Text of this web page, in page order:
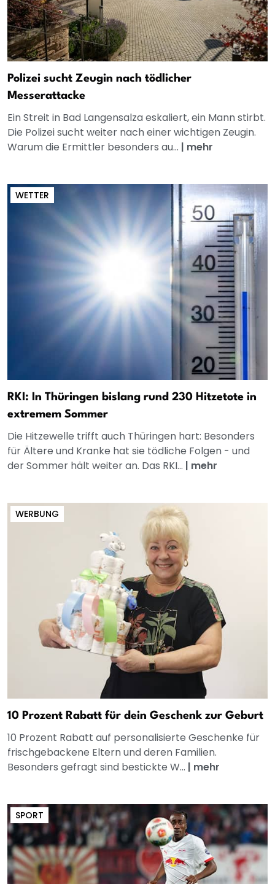
Polizei sucht Zeugin nach tödlicher
Messerattacke
Ein Streit in Bad Langensalza eskaliert, ein Mann stirbt.
Die Polizei sucht weiter nach einer wichtigen Zeugin.
Warum die Ermittler besonders au... | mehr
WETTER
RKI: In Thüringen bislang rund 230 Hitzetote in
extremem Sommer
Die Hitzewelle trifft auch Thüringen hart: Besonders
für Ältere und Kranke hat sie tödliche Folgen - und
der Sommer hält weiter an. Das RKI... | mehr
WERBUNG
10 Prozent Rabatt für dein Geschenk zur Geburt
10 Prozent Rabatt auf personalisierte Geschenke für
frischgebackene Eltern und deren Familien.
Besonders gefragt sind bestickte W... | mehr
SPORT